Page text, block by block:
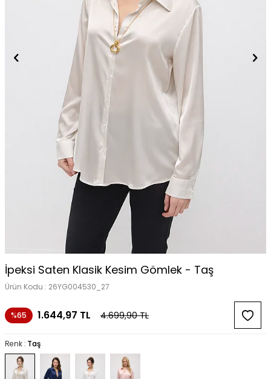
İpeksi Saten Klasik Kesim Gömlek - Taş
Ürün Kodu : 26YG004530_27
%65 1.644,97 TL 4.699,90TL
Renk : Taş